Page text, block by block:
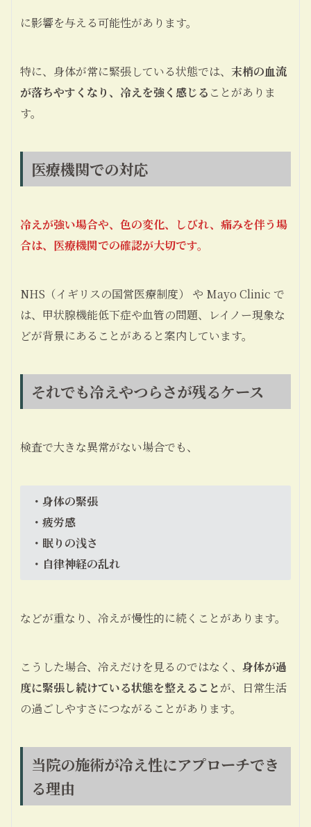
に影響を与える可能性があります。
特に、身体が常に緊張している状態では、 末梢の血流
が落ちやすくなり、冷えを強く感じる ことがありま
す。
医療機関での対応
冷えが強い場合や、色の変化、しびれ、痛みを伴う場
合は、医療機関での確認が大切です。
NHS（イギリスの国営医療制度） や Mayo Clinic で
は、甲状腺機能低下症や血管の問題、レイノー現象な
どが背景にあることがあると案内しています。
それでも冷えやつらさが残るケース
検査で大きな異常がない場合でも、
・身体の緊張
・疲労感
・眠りの浅さ
・自律神経の乱れ
などが重なり、冷えが慢性的に続くことがあります。
こうした場合、冷えだけを見るのではなく、 身体が過
度に緊張し続けている状態を整えることが、日常生活
の過ごしやすさにつながることがあります。
当院の施術が冷え性にアプローチでき
る理由